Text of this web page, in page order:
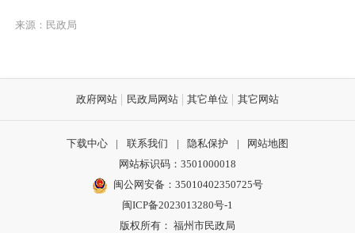
来源：民政局
政府网站 民政局网站 其它单位 其它网站
下载中心 | 联系我们 | 隐私保护 |
网站地图
网站标识码：3501000018
闽公网安备：35010402350725号
闽ICP备2023013280号-1
版权所有： 福州市民政局